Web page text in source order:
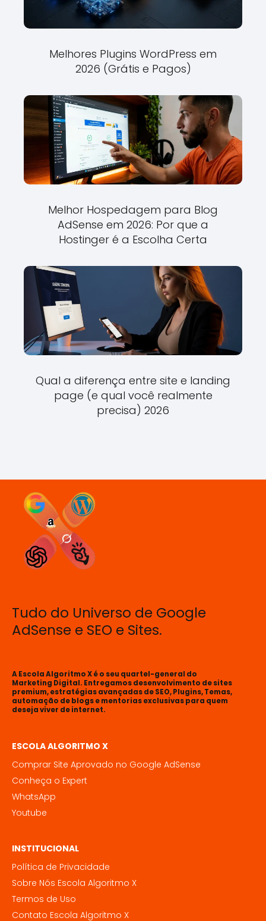
Melhores Plugins WordPress em
2026 (Grátis e Pagos)
Melhor Hospedagem para Blog
AdSense em 2026: Por que a
Hostinger é a Escolha Certa
Qual a diferença entre site e landing
page (e qual você realmente
precisa) 2026
Tudo do Universo de Google
AdSense e SEO e Sites.
A Escola Algoritmo X é o seu quartel-general do
Marketing Digital. Entregamos desenvolvimento de sites
premium, estratégias avançadas de SEO, Plugins, Temas,
automação de blogs e mentorias exclusivas para quem
deseja viver de internet.
ESCOLA ALGORITMO X
Comprar Site Aprovado no Google AdSense
Conheça o Expert
WhatsApp
Youtube
INSTITUCIONAL
Política de Privacidade
Sobre Nós Escola Algoritmo X
Termos de Uso
Contato Escola Algoritmo X